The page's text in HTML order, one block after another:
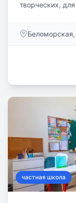
творческих,
Беломорская,
частная школа